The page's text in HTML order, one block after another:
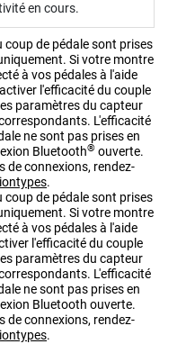
en cours.
coup de pédale sont prises
Si votre montre
à vos pédales à l'aide
l'efficacité du couple
paramètres du capteur
L'efficacité
ne sont pas prises en
Bluetooth® ouverte.
de connexions, rendez-
.
coup de pédale sont prises
Si votre montre
à vos pédales à l'aide
l'efficacité du couple
paramètres du capteur
L'efficacité
ne sont pas prises en
Bluetooth ouverte.
de connexions, rendez-
.